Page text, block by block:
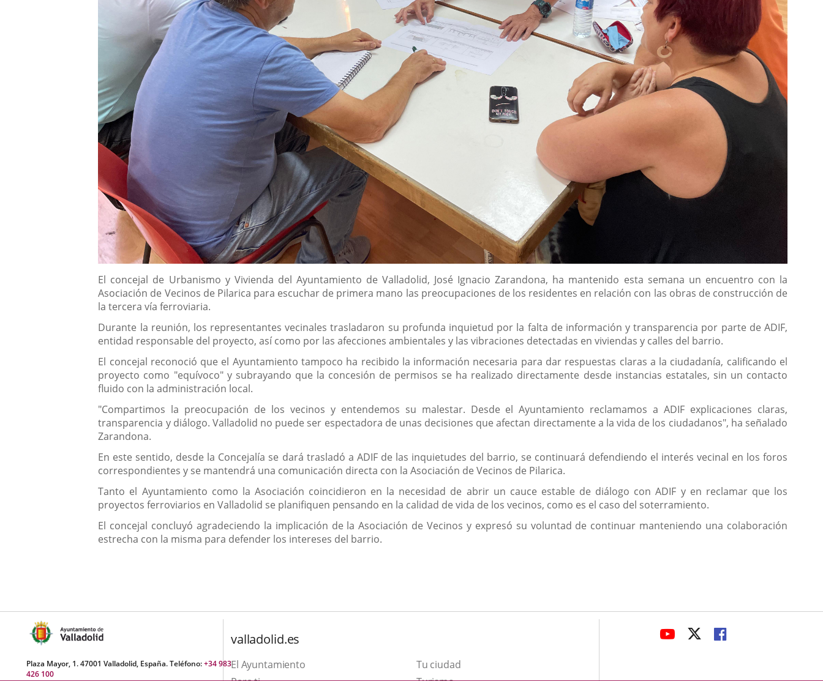
Descripción
El concejal de Urbanismo y Vivienda del Ayuntamiento de Valladolid, José Ignacio Zarandona, ha mantenido esta semana un encuentro con la
Asociación de Vecinos de Pilarica para escuchar de primera mano las preocupaciones de los residentes en relación con las obras de construcción de
la tercera vía ferroviaria.
Durante la reunión, los representantes vecinales trasladaron su profunda inquietud por la falta de información y transparencia por parte de ADIF,
entidad responsable del proyecto, así como por las afecciones ambientales y las vibraciones detectadas en viviendas y calles del barrio.
El concejal reconoció que el Ayuntamiento tampoco ha recibido la información necesaria para dar respuestas claras a la ciudadanía, calificando el
proyecto como "equívoco" y subrayando que la concesión de permisos se ha realizado directamente desde instancias estatales, sin un contacto
fluido con la administración local.
"Compartimos la preocupación de los vecinos y entendemos su malestar. Desde el Ayuntamiento reclamamos a ADIF explicaciones claras,
transparencia y diálogo. Valladolid no puede ser espectadora de unas decisiones que afectan directamente a la vida de los ciudadanos", ha señalado
Zarandona.
En este sentido, desde la Concejalía se dará trasladó a ADIF de las inquietudes del barrio, se continuará defendiendo el interés vecinal en los foros
correspondientes y se mantendrá una comunicación directa con la Asociación de Vecinos de Pilarica.
Tanto el Ayuntamiento como la Asociación coincidieron en la necesidad de abrir un cauce estable de diálogo con ADIF y en reclamar que los
proyectos ferroviarios en Valladolid se planifiquen pensando en la calidad de vida de los vecinos, como es el caso del soterramiento.
El concejal concluyó agradeciendo la implicación de la Asociación de Vecinos y expresó su voluntad de continuar manteniendo una colaboración
estrecha con la misma para defender los intereses del barrio.
Plaza Mayor, 1. 47001 Valladolid, España. Teléfono:+34 983
426 100
valladolid.es
El Ayuntamiento
Tu ciudad
LINK
LINKLINK